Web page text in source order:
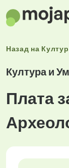
Назад на
Култура и
Плата